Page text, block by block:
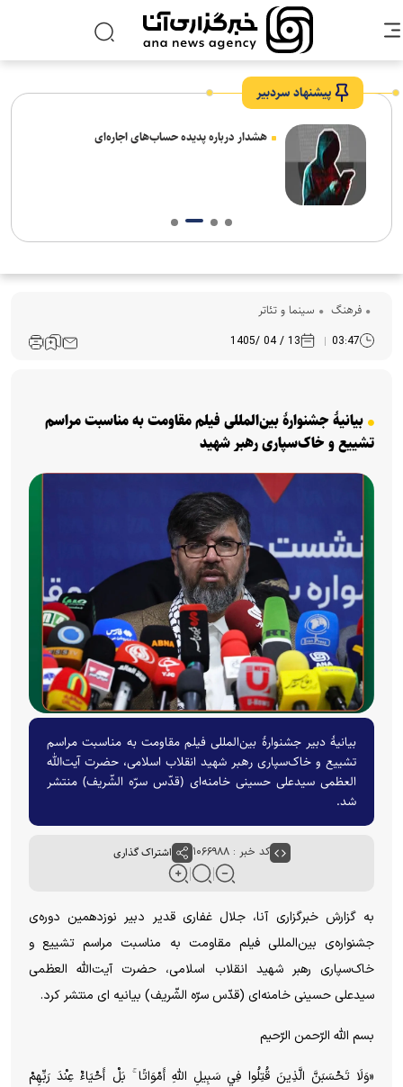
پیشنهاد سردبیر
برای محافظت از قلب واقعا به چه میزان ورزش نیاز
فرهنگ‌ سینما و تئاتر
03:47
13 / 04 /1405
بیانیهٔ جشنوارهٔ بین‌المللی فیلم مقاومت به مناسبت مراسم
تشییع و خاک‌سپاری رهبر شهید
بیانیهٔ دبیر جشنوارهٔ بین‌المللی فیلم مقاومت به مناسبت مراسم
تشییع و خاک‌سپاری رهبر شهید انقلاب اسلامی، حضرت آیت‌الله
العظمی سیدعلی حسینی خامنه‌ای (قدّس سرّه الشّریف) منتشر
شد.
کد خبر : ۱۰۶۶۹۸۸ اشتراک گذاری
به گزارش خبرگزاری آنا، جلال غفاری قدیر دبیر نوزدهمین دوره‌ی
جشنواره‌ی بین‌المللی فیلم مقاومت به مناسبت مراسم تشییع و
خاک‌سپاری رهبر شهید انقلاب اسلامی، حضرت آیت‌الله العظمی
سیدعلی حسینی خامنه‌ای (قدّس سرّه الشّریف) بیانیه ای منتشر کرد.
بسم الله الرّحمن الرّحیم
«وَلَا تَحْسَبَنَّ الَّذِينَ قُتِلُوا فِي سَبِيلِ اللَّهِ أَمْوَاتًا ۚ بَلْ أَحْيَاءٌ عِنْدَ رَبِّهِمْ